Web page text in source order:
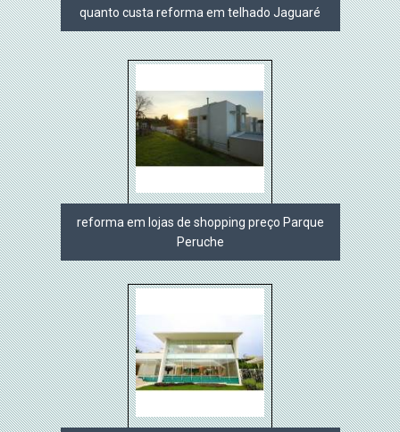
quanto custa reforma em telhado Jaguaré
reforma em lojas de shopping preço Parque
Peruche